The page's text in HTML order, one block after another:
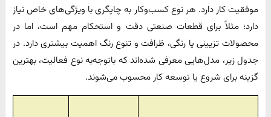
موفقیت کار دارد. هر نوع کسب‌وکار به چاپگری با ویژگی‌های خاص نیاز
دارد؛ مثلاً برای قطعات صنعتی دقت و استحکام مهم است، اما در
محصولات تزیینی یا رنگی، ظرافت و تنوع رنگ اهمیت بیشتری دارد. در
جدول زیر، مدل‌هایی معرفی شده‌اند که باتوجه‌به نوع فعالیت، بهترین
گزینه برای شروع یا توسعه کار محسوب می‌شوند.